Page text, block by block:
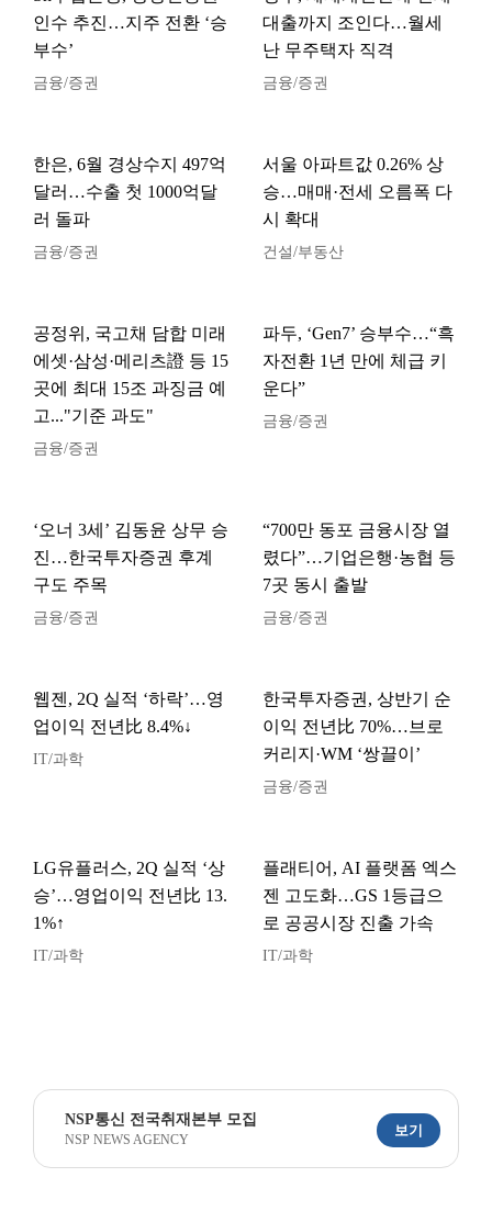
인수 추진…지주 전환 ‘승
부수’
금융/증권
대출까지 조인다…월세
난 무주택자 직격
금융/증권
한은, 6월 경상수지 497억
달러…수출 첫 1000억달
러 돌파
금융/증권
서울 아파트값 0.26% 상
승…매매·전세 오름폭 다
시 확대
건설/부동산
공정위, 국고채 담합 미래
에셋·삼성·메리츠證 등 15
곳에 최대 15조 과징금 예
고..."기준 과도"
금융/증권
파두, ‘Gen7’ 승부수…“흑
자전환 1년 만에 체급 키
운다”
금융/증권
‘오너 3세’ 김동윤 상무 승
진…한국투자증권 후계
구도 주목
금융/증권
“700만 동포 금융시장 열
렸다”…기업은행·농협 등
7곳 동시 출발
금융/증권
웹젠, 2Q 실적 ‘하락’…영
업이익 전년比 8.4%↓
IT/과학
한국투자증권, 상반기 순
이익 전년比 70%…브로
커리지·WM ‘쌍끌이’
금융/증권
LG유플러스, 2Q 실적 ‘상
승’…영업이익 전년比 13.
1%↑
IT/과학
플래티어, AI 플랫폼 엑스
젠 고도화…GS 1등급으
로 공공시장 진출 가속
IT/과학
NSP통신 전국취재본부 모집
NSP NEWS AGENCY
보기